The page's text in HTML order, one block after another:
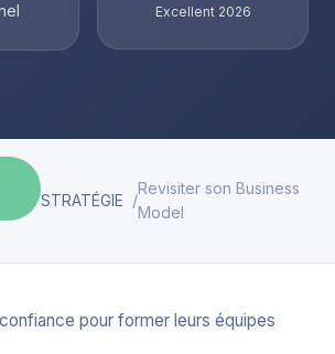
Excellent 2026
STRATÉGIE
Revisiter son Business
Model
pour former leurs équipes